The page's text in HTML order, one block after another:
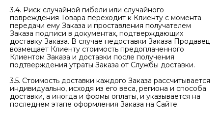
3.4. Риск случайной гибели или случайного
повреждения Товара переходит к Клиенту с момента
передачи ему Заказа и проставления получателем
Заказа подписи в документах, подтверждающих
доставку Заказа. В случае недоставки Заказа Продавец
возмещает Клиенту стоимость предоплаченного
Клиентом Заказа и доставки после получения
подтверждения утраты Заказа от Службы доставки.
3.5. Стоимость доставки каждого Заказа рассчитывается
индивидуально, исходя из его веса, региона и способа
доставки, а иногда и формы оплаты, и указывается на
последнем этапе оформления Заказа на Сайте.